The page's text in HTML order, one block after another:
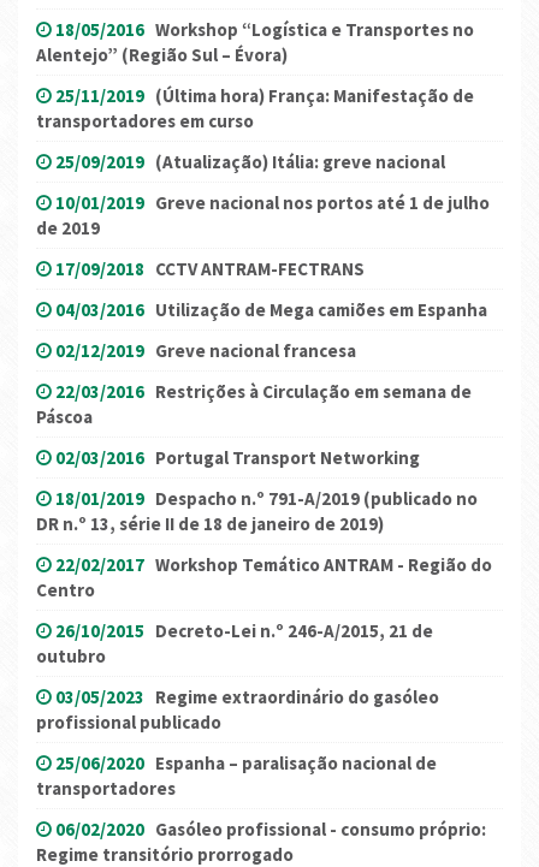
18/05/2016 Workshop “Logística e Transportes no
Alentejo” (Região Sul – Évora)
25/11/2019 (Última hora) França: Manifestação de
transportadores em curso
25/09/2019 (Atualização) Itália: greve nacional
10/01/2019 Greve nacional nos portos até 1 de julho
de 2019
17/09/2018 CCTV ANTRAM-FECTRANS
04/03/2016 Utilização de Mega camiões em Espanha
02/12/2019 Greve nacional francesa
22/03/2016 Restrições à Circulação em semana de
Páscoa
02/03/2016 Portugal Transport Networking
18/01/2019 Despacho n.º 791-A/2019 (publicado no
DR n.º 13, série II de 18 de janeiro de 2019)
22/02/2017 Workshop Temático ANTRAM - Região do
Centro
26/10/2015 Decreto-Lei n.º 246-A/2015, 21 de
outubro
03/05/2023 Regime extraordinário do gasóleo
profissional publicado
25/06/2020 Espanha – paralisação nacional de
transportadores
06/02/2020 Gasóleo profissional - consumo próprio:
Regime transitório prorrogado